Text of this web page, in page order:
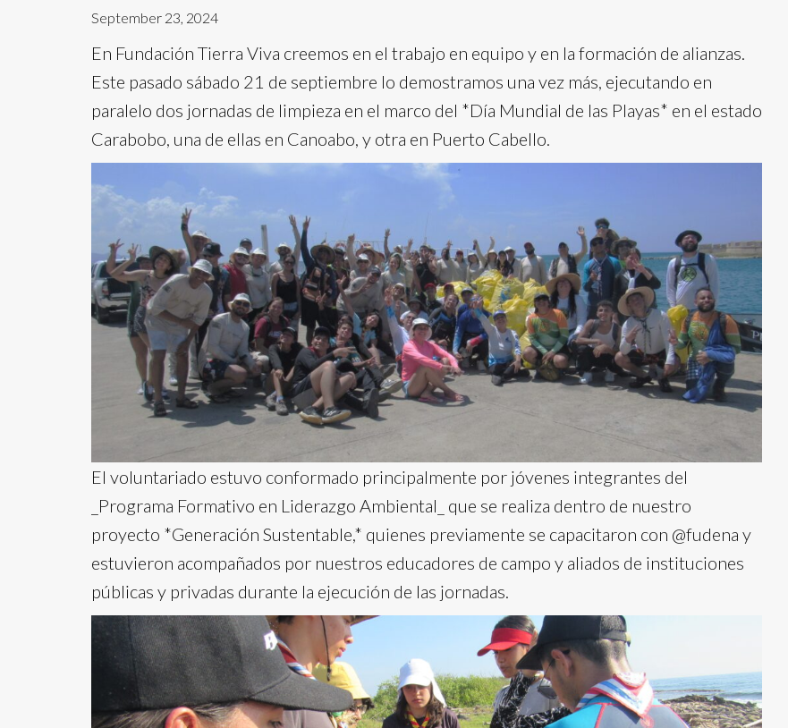
September 23, 2024
En Fundación Tierra Viva creemos en el trabajo en equipo y en la formación de alianzas.
Este pasado sábado 21 de septiembre lo demostramos una vez más, ejecutando en
paralelo dos jornadas de limpieza en el marco del *Día Mundial de las Playas* en el estado
Carabobo, una de ellas en Canoabo, y otra en Puerto Cabello.
El voluntariado estuvo conformado principalmente por jóvenes integrantes del
_Programa Formativo en Liderazgo Ambiental_ que se realiza dentro de nuestro
proyecto *Generación Sustentable,* quienes previamente se capacitaron con @fudena y
estuvieron acompañados por nuestros educadores de campo y aliados de instituciones
públicas y privadas durante la ejecución de las jornadas.